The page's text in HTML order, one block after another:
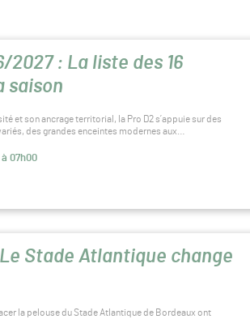
2027 : La liste des 16
saison
et son ancrage territorial, la Pro D2 s’appuie sur des
des grandes enceintes modernes aux…
07h00
Stade Atlantique change
la pelouse du Stade Atlantique de Bordeaux ont